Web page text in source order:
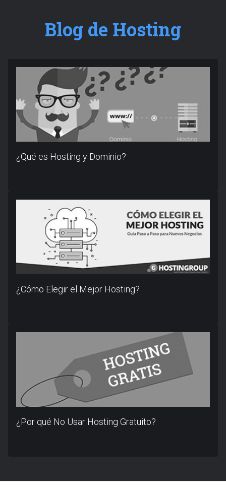
Blog de Hosting
¿Qué es Hosting y Dominio?
¿Cómo Elegir el Mejor Hosting?
¿Por qué No Usar Hosting Gratuito?